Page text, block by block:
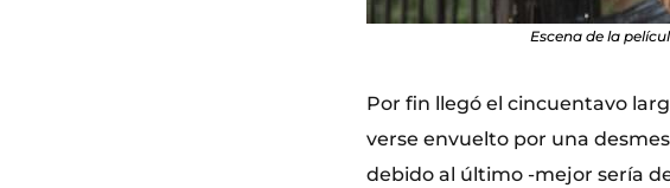
Escena de la
Por fin llegó el cincuentavo
verse envuelto por una
debido al último -mejor sería